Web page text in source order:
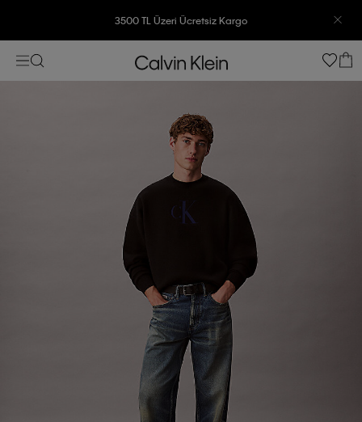
3500 TL Üzeri Ücretsiz Kargo
7500 TL Ve Üzeri Alışverişlerinizde 6 Taksit İmkanı